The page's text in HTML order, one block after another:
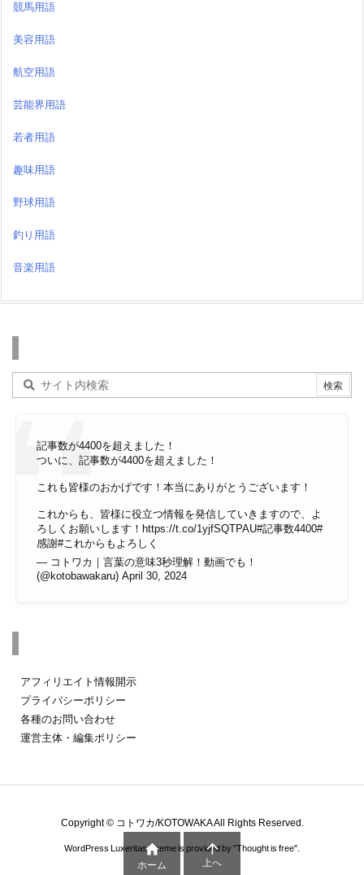
競馬用語
美容用語
航空用語
芸能界用語
若者用語
趣味用語
野球用語
釣り用語
音楽用語
記事数が4400を超えました！
ついに、記事数が4400を超えました！
これも皆様のおかげです！本当にありがとうございます！
これからも、皆様に役立つ情報を発信していきますので、よ
ろしくお願いします！ https://t.co/1yjfSQTPAU#記事数4400#
感謝#これからもよろしく
— コトワカ｜言葉の意味3秒理解！動画でも！
(@kotobawakaru) April 30, 2024
アフィリエイト情報開示
プライバシーポリシー
各種のお問い合わせ
運営主体・編集ポリシー
Copyright © コトワカ/KOTOWAKAAll Rights Reserved.
WordPress Luxeritas Theme is provided by "Thought is free".

ホーム

上へ